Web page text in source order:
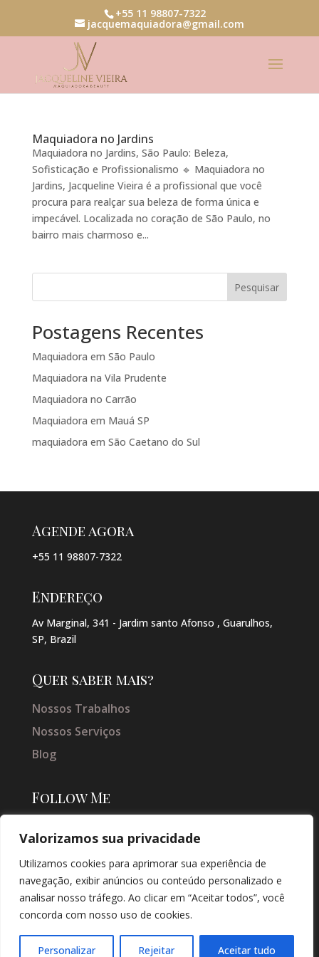
Valorizamos sua privacidade
Utilizamos cookies para aprimorar sua experiência de
navegação, exibir anúncios ou conteúdo personalizado e
analisar nosso tráfego. Ao clicar em “Aceitar todos”, você
concorda com nosso uso de cookies.
Personalizar Rejeitar Aceitar tudo
+55 11 98807-7322
jacquemaquiadora@gmail.com
Maquiadora no Jardins
Maquiadora no Jardins, São Paulo: Beleza,
Sofisticação e Profissionalismo 🔹 Maquiadora no
Jardins, Jacqueline Vieira é a profissional que você
procura para realçar sua beleza de forma única e
impecável. Localizada no coração de São Paulo, no
bairro mais charmoso e...
Pesquisar
Postagens Recentes
Maquiadora em São Paulo
Maquiadora na Vila Prudente
Maquiadora no Carrão
Maquiadora em Mauá SP
maquiadora em São Caetano do Sul
Agende agora
+55 11 98807-7322
Endereço
Av Marginal, 341 - Jardim santo Afonso , Guarulhos,
SP, Brazil
Quer saber mais?
Nossos Trabalhos
Nossos Serviços
Blog
Follow Me
SOLUÇÕES DIGITAIS |
CRIAÇÃO DE SITES